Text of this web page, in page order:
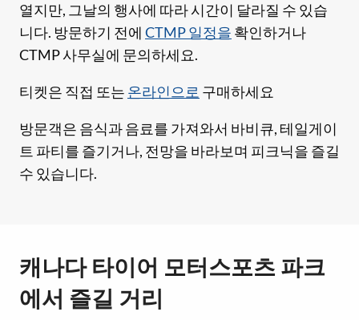
열지만, 그날의 행사에 따라 시간이 달라질 수 있습
니다. 방문하기 전에 CTMP 일정을 확인하거나
CTMP 사무실에 문의하세요.
티켓은 직접 또는 온라인으로 구매하세요
방문객은 음식과 음료를 가져와서 바비큐, 테일게이
트 파티를 즐기거나, 전망을 바라보며 피크닉을 즐길
수 있습니다.
캐나다 타이어 모터스포츠 파크
에서 즐길 거리